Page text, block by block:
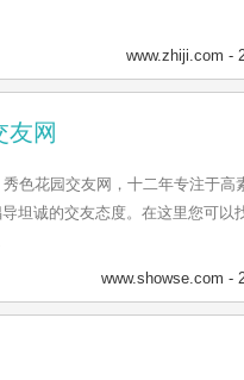
www.zhiji.com -
友网
色花园交友网，十二年专注于高
坦诚的交友态度。在这里您可以
www.showse.com -